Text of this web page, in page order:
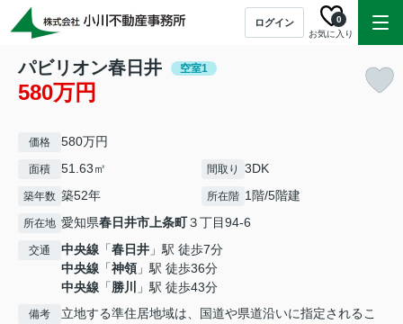
ログイン
お気に入り
0
パビリオン春日井 空室1
580万円
価格 580万円
面積 51.63㎡ 間取り 3DK
築年数 築52年 所在階 1階/5階建
所在地 愛知県春日井市 上条町３丁目94-6
交通 中央線 「春日井 」駅 徒歩7分
中央線 「神領」駅 徒歩36分
中央線 「勝川 」駅 徒歩43分
備考
立地する準住居地域は、国道や県道沿いに指定されるこ